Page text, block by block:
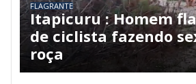
FLAGRANTE
Itapicuru : Homem
de ciclista fazendo
roça